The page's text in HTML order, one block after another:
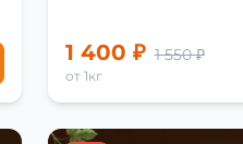
1 400 ₽ 1 550 ₽
от 1кг